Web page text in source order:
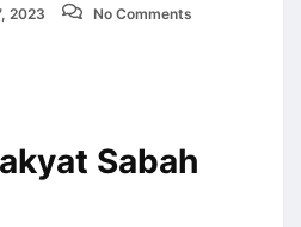
2023 No Comments
Sabah